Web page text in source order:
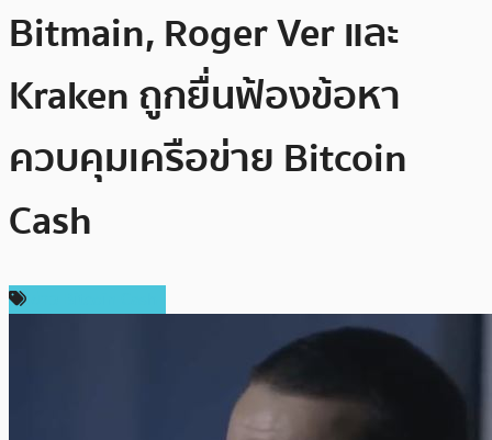
Bitmain, Roger Ver และ
Kraken ถูกยื่นฟ้องข้อหา
ควบคุมเครือข่าย Bitcoin
Cash